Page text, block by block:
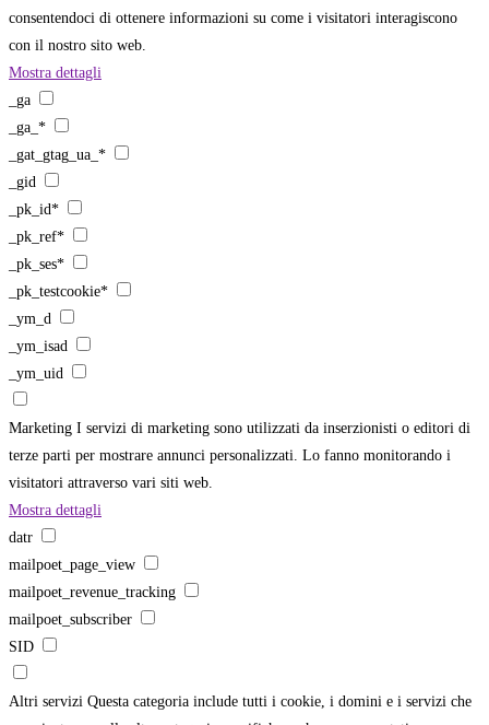
consentendoci di ottenere informazioni su come i visitatori interagiscono
con il nostro sito web.
Mostra dettagli
_ga
_ga_*
_gat_gtag_ua_*
_gid
_pk_id*
_pk_ref*
_pk_ses*
_pk_testcookie*
_ym_d
_ym_isad
_ym_uid
Marketing I servizi di marketing sono utilizzati da inserzionisti o editori di
terze parti per mostrare annunci personalizzati. Lo fanno monitorando i
visitatori attraverso vari siti web.
Mostra dettagli
datr
mailpoet_page_view
mailpoet_revenue_tracking
mailpoet_subscriber
SID
Altri servizi Questa categoria include tutti i cookie, i domini e i servizi che